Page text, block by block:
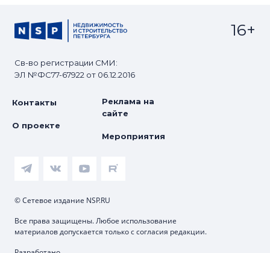
Св-во регистрации СМИ:
ЭЛ №ФС77-67922 от 06.12.2016
16+
Контакты
О проекте
Реклама на
сайте
Мероприятия
© Сетевое издание NSP.RU
Все права защищены. Любое использование
материалов допускается только с согласия редакции.